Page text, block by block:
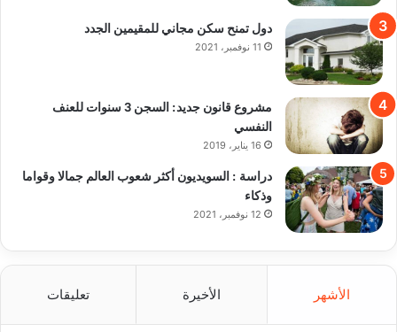
دول تمنح سكن مجاني للمقيمين الجدد
11 نوفمبر، 2021
مشروع قانون جديد: السجن 3 سنوات للعنف
النفسي
16 يناير، 2019
دراسة : السويديون أكثر شعوب العالم جمالا وقواما
وذكاء
12 نوفمبر، 2021
الأشهر الأخيرة تعليقات